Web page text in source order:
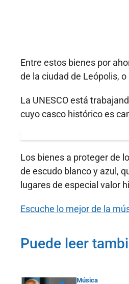
Entre estos bienes por
de la ciudad de Leópolis,
La UNESCO está
cuyo casco histórico es
Los bienes a proteger de
de escudo blanco y azul,
lugares de especial valor
Escuche lo mejor de la
Puede leer
Música